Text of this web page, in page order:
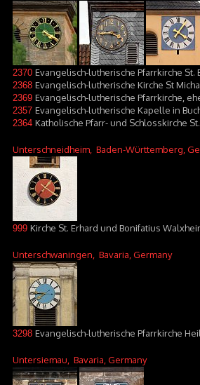
2370 Evangelisch-lutherische Pfarrkirche
2368 Evangelisch-lutherische Kirche St
2369 Evangelisch-lutherische Pfarrkirche,
2357 Evangelisch-lutherische Kapelle in
2364 Katholische Pfarr- und Schlosskirche
Unterschneidheim , Baden-Württemberg,
999 Kirche St. Erhard und Bonifatius
Unterschwaningen , Bavaria, Germany
3298 Evangelisch-lutherische Pfarrkirche
Untersiemau , Bavaria, Germany